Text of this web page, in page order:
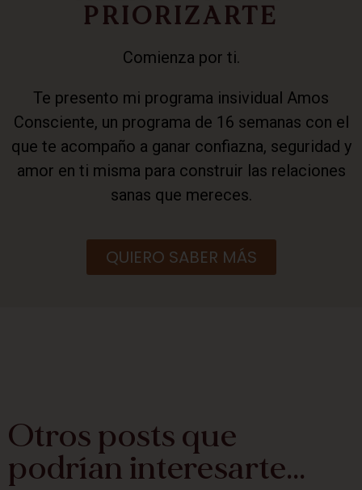
PRIORIZARTE
Comienza por ti.
Te presento mi programa insividual Amos
Consciente, un programa de 16 semanas con el
que te acompaño a ganar confiazna, seguridad y
amor en ti misma para construir las relaciones
sanas que mereces.
QUIERO SABER MÁS
Otros posts que
podrían interesarte...